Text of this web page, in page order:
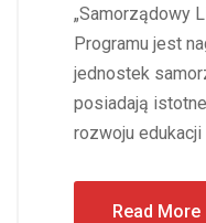
„Samorządowy
Programu jest
jednostek
posiadają
rozwoju edukacji
Read More